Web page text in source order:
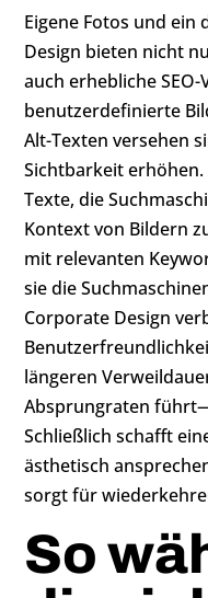
Eigene Fotos und
Design bieten nicht
auch erhebliche
benutzerdefinierte
Alt-Texten versehen
Sichtbarkeit
Texte, die
Kontext von Bildern
mit relevanten
sie die
Corporate Design
längeren
Absprungraten
Schließlich schafft
ästhetisch
sorgt für
So